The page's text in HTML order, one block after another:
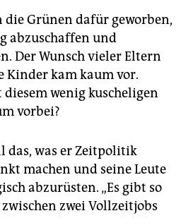
Grünen dafür geworben,
abzuschaffen und
Der Wunsch vieler Eltern
Kinder kam kaum vor.
wenig kuscheligen
vorbei?
das, was er Zeitpolitik
machen und seine Leute
abzurüsten. „Es gibt so
zwei Vollzeitjobs